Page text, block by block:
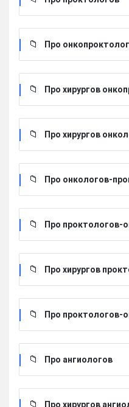
Про
Про хирургов
Про хирургов
Про онкологов-
Про проктологов-
Про хирургов
Про проктологов-
Про ангиологов
Про хирургов